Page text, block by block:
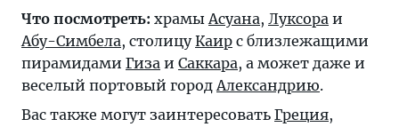
Что посмотреть: храмыАсуана, Луксора и
Абу-Симбела, столицуКаир с близлежащими
пирамидами Гиза и Саккара, а может даже и
веселый портовый городАлександрию.
Вас также могут заинтересовать Греция,